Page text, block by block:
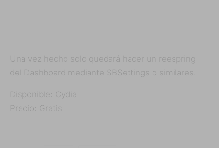
Una vez hecho solo quedará hacer un reespring
del Dashboard mediante SBSettings o similares.
Disponible: Cydia
Precio: Gratis